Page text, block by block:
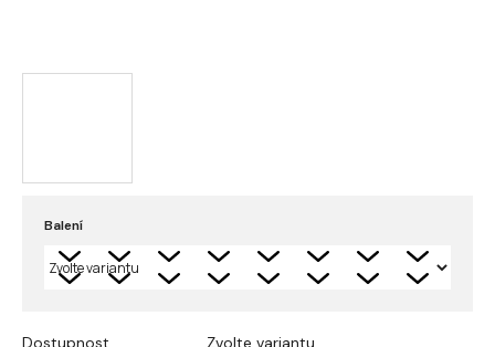
Balení
Dostupnost Zvolte variantu